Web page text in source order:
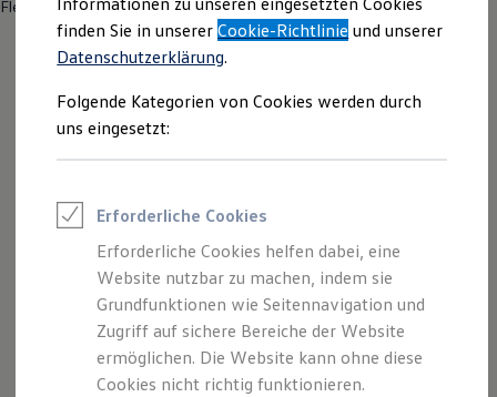
Junge Gebrauchtwagen und Gebrauchtwagen
Volkswagen Zertifizierte Gebrauchtwagen
Elektromobilität bei Gebrauchtwagen
Saisonangebote
Reifenpakete
Leasing
Leasing-Angebote
Elektroauto Leasing
Kleinwagen-Leasing
Leasing ohne Anzahlung
Finanzierung
Autokredit mit Schlussrate
Versicherungen und Garantien
Kfz-Versicherung
Restschuldversicherungen
Garantien
Fleischhauer GmbH & Co. KG (Impressum & Rechtliches)
Der Polo
Kompakt, wendig und voller Möglichkeiten.
finden Sie in unsererCookie-Richtlinie und unserer
Datenschutzerklärung.
Folgende Kategorien von Cookies werden durch
uns eingesetzt:
Erforderliche Cookies
Erforderliche Cookies helfen dabei, eine
Website nutzbar zu machen, indem sie
Grundfunktionen wie Seitennavigation und
Zugriff auf sichere Bereiche der Website
ermöglichen. Die Website kann ohne diese
Cookies nicht richtig funktionieren.